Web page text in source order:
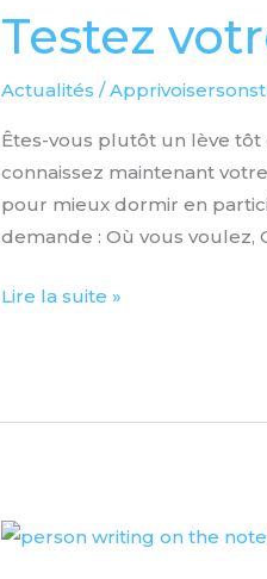
Testez
Actualités /
Êtes-vous plutôt un lève tôt
connaissez maintenant
pour mieux dormir en
demande : Où vous voulez,
Testez
votre
sommeil
Lire la suite »
Etudier